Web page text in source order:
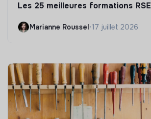
Les 25 meilleures formations
Marianne Roussel•17 juillet 2026